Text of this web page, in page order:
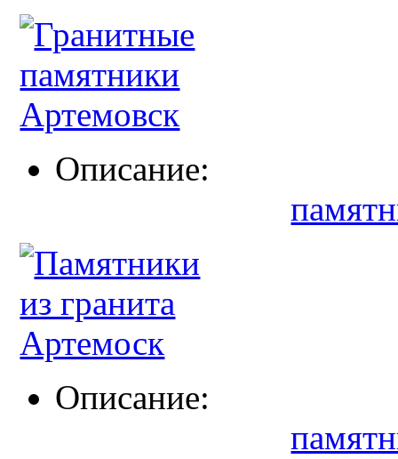
Описание:
Описание: